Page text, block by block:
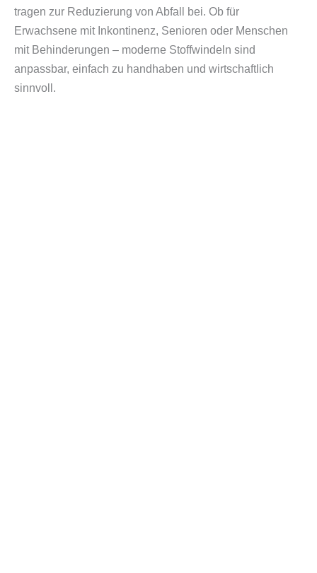
tragen zur Reduzierung von Abfall bei. Ob für
Erwachsene mit Inkontinenz, Senioren oder Menschen
mit Behinderungen – moderne Stoffwindeln sind
anpassbar, einfach zu handhaben und wirtschaftlich
sinnvoll.